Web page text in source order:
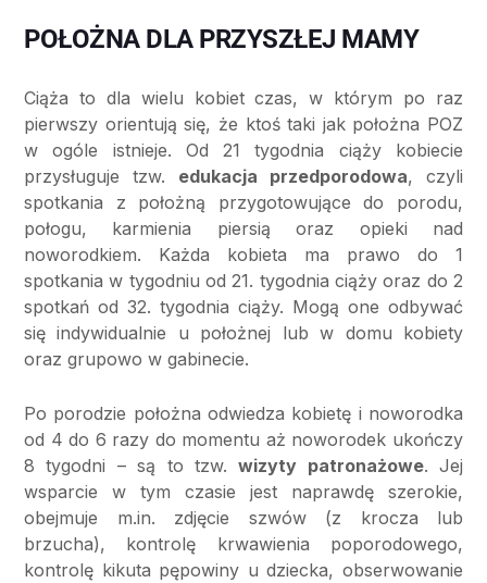
POŁOŻNA DLA PRZYSZŁEJ MAMY
Ciąża to dla wielu kobiet czas, w którym po raz
pierwszy orientują się, że ktoś taki jak położna POZ
w ogóle istnieje. Od 21 tygodnia ciąży kobiecie
przysługuje tzw. edukacja przedporodowa, czyli
spotkania z położną przygotowujące do porodu,
połogu, karmienia piersią oraz opieki nad
noworodkiem. Każda kobieta ma prawo do 1
spotkania w tygodniu od 21. tygodnia ciąży oraz do 2
spotkań od 32. tygodnia ciąży. Mogą one odbywać
się indywidualnie u położnej lub w domu kobiety
oraz grupowo w gabinecie.
Po porodzie położna odwiedza kobietę i noworodka
od 4 do 6 razy do momentu aż noworodek ukończy
8 tygodni – są to tzw.wizyty patronażowe. Jej
wsparcie w tym czasie jest naprawdę szerokie,
obejmuje m.in. zdjęcie szwów (z krocza lub
brzucha), kontrolę krwawienia poporodowego,
kontrolę kikuta pępowiny u dziecka, obserwowanie